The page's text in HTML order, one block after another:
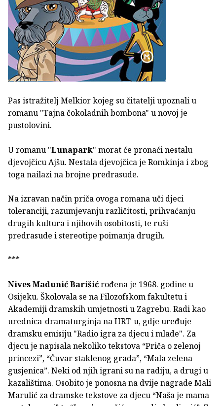
Pas istražitelj Melkior kojeg su čitatelji upoznali u
romanu "Tajna čokoladnih bombona" u novoj je
pustolovini.
U romanu "Lunapark" morat će pronaći nestalu
djevojčicu Ajšu. Nestala djevojčica je Romkinja i zbog
toga nailazi na brojne predrasude.
Na izravan način priča ovoga romana uči djeci
toleranciji, razumjevanju različitosti, prihvaćanju
drugih kultura i njihovih osobitosti, te ruši
predrasude i stereotipe poimanja drugih.
***
Nives Madunić Barišićrođena je 1968. godine u
Osijeku. Školovala se na Filozofskom fakultetu i
Akademiji dramskih umjetnosti u Zagrebu. Radi kao
urednica-dramaturginja na HRT-u, gdje uređuje
dramsku emisiju "Radio igra za djecu i mlade". Za
djecu je napisala nekoliko tekstova “Priča o zelenoj
princezi”, “Čuvar staklenog grada”, “Mala zelena
gusjenica”. Neki od njih igrani su na radiju, a drugi u
kazalištima. Osobito je ponosna na dvije nagrade Mali
Marulić za dramske tekstove za djecu “Naša je mama